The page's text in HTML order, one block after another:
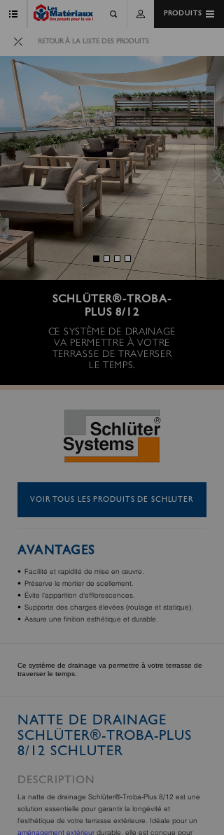
PRODUITS
RETOUR À LA LISTE DES PRODUITS
SCHLÜTER®-TROBA-
PLUS 8/12
CE SYSTÈME DE DRAINAGE
VA PERMETTRE À VOTRE
TERRASSE DE TRAVERSER
LE TEMPS.
VOIR TOUS LES PRODUITS DE SCHLUTER
AVANTAGES
Facilité et rapidité de mise en œuvre.
Préserve le mortier de scellement.
Évite l'apparition d'efflorescences.
Supporte des charges élevées (roulage et statique).
Assure une finition esthétique et durable.
Ce système de drainage va permettre à votre terrasse de
traverser le temps.
NATTE DE DRAINAGE
SCHLÜTER®-TROBA-PLUS
8/12 SCHLUTER
DESCRIPTION
La natte de drainage Schlüter®-Troba-Plus 8/12 est une
solution essentielle pour garantir la longévité et
l'esthétique de votre terrasse extérieure. Idéale pour un
aménagement extérieur durable, elle est conçue pour